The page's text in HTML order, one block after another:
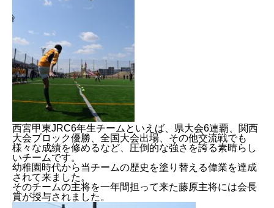
西宮甲東JRC6年生チームといえば、県大会6連覇、関西
大会ブロック優勝、全国大会出場、その他交流戦でも
様々な成績を修めるなど、圧倒的な強さを誇る素晴らし
いチームです。
幼稚園時代から当チームの歴史を塗り替える偉業を達成
されて来ました。
そのチームの主将を一年間担って来た藤原主将には会長
賞が授与されました。